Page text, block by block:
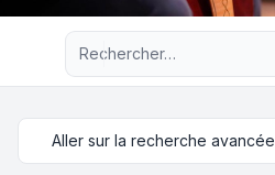
Recherche avancée
Aller sur la recherche avancée